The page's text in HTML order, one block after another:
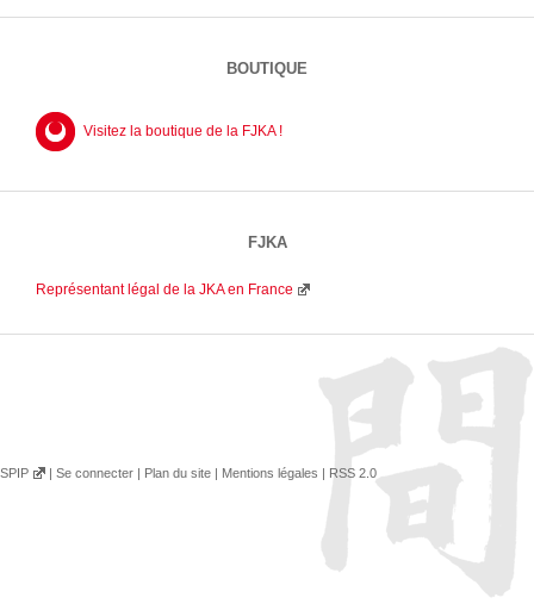
BOUTIQUE
Visitez la boutique de la FJKA !
FJKA
Représentant légal de la JKA en France
SPIP | Se connecter | Plan du site | Mentions légales | RSS 2.0